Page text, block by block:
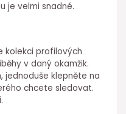
je velmi snadné.
kolekci profilových
v daný okamžik.
jednoduše klepněte na
chcete sledovat.